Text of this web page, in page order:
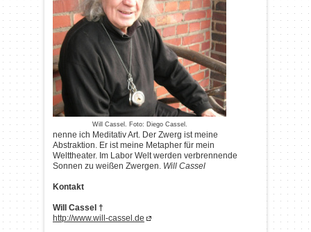
Will Cassel. Foto: Diego Cassel.
nenne ich Meditativ Art. Der Zwerg ist meine
Abstraktion. Er ist meine Metapher für mein
Welttheater. Im Labor Welt werden verbrennende
Sonnen zu weißen Zwergen. Will Cassel
Kontakt
Will Cassel †
http://www.will-cassel.de